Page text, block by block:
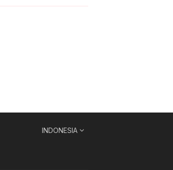
INDONESIA